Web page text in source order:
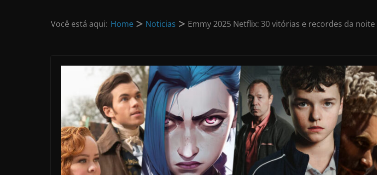
Você está aqui: Home Noticias Emmy 2025 Netflix: 30 vitórias e recordes da noite